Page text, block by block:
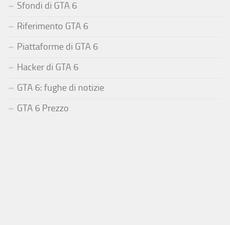
Sfondi di GTA 6
Riferimento GTA 6
Piattaforme di GTA 6
Hacker di GTA 6
GTA 6: fughe di notizie
GTA 6 Prezzo